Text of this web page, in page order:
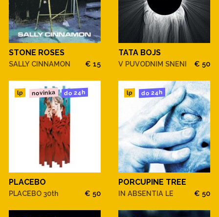
STONE ROSES
SALLY CINNAMON € 15
TATA BOJS
V PUVODNIM SNENI € 50
lp novinka do 24h
PLACEBO
PLACEBO 30th € 50
lp do 24h
PORCUPINE TREE
IN ABSENTIA LE € 50